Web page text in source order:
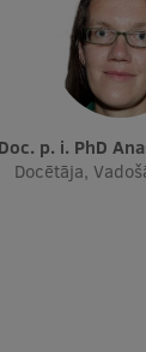
Doc. p. i. PhD
Docētāja,